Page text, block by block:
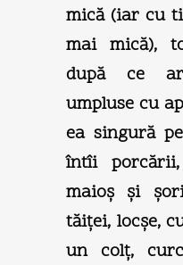
mică (iar cu
mai mică),
după ce
umpluse cu
ea singură
întîi
maioş şi
tăiţei, locşe,
un colţ,